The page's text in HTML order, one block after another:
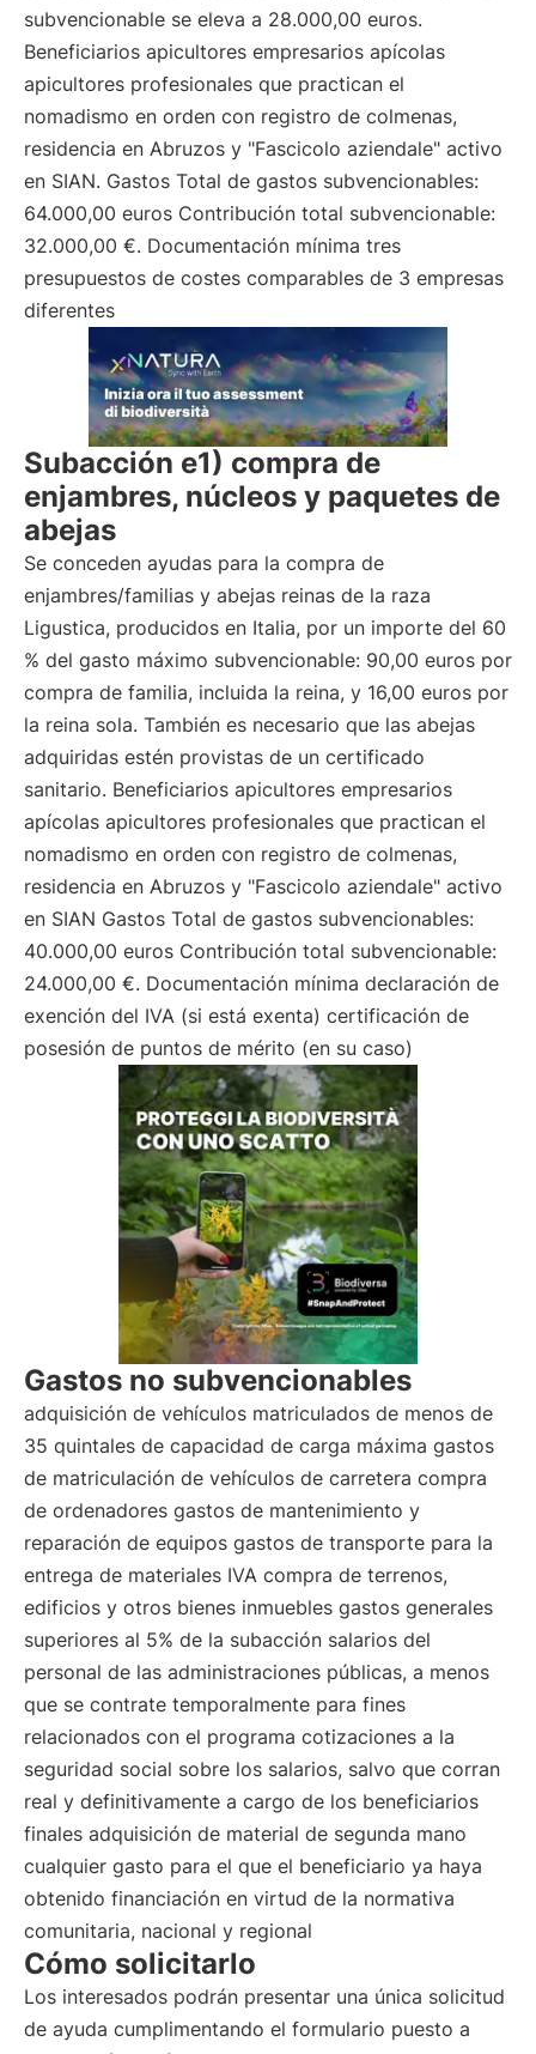
subvencionable se eleva a 28.000,00 euros.
Beneficiarios apicultores empresarios apícolas
apicultores profesionales que practican el
nomadismo en orden con registro de colmenas,
residencia en Abruzos y "Fascicolo aziendale" activo
en SIAN. Gastos Total de gastos subvencionables:
64.000,00 euros Contribución total subvencionable:
32.000,00 €. Documentación mínima tres
presupuestos de costes comparables de 3 empresas
diferentes
Subacción e1) compra de
enjambres, núcleos y paquetes de
abejas
Se conceden ayudas para la compra de
enjambres/familias y abejas reinas de la raza
Ligustica, producidos en Italia, por un importe del 60
% del gasto máximo subvencionable: 90,00 euros por
compra de familia, incluida la reina, y 16,00 euros por
la reina sola. También es necesario que las abejas
adquiridas estén provistas de un certificado
sanitario. Beneficiarios apicultores empresarios
apícolas apicultores profesionales que practican el
nomadismo en orden con registro de colmenas,
residencia en Abruzos y "Fascicolo aziendale" activo
en SIAN Gastos Total de gastos subvencionables:
40.000,00 euros Contribución total subvencionable:
24.000,00 €. Documentación mínima declaración de
exención del IVA (si está exenta) certificación de
posesión de puntos de mérito (en su caso)
Gastos no subvencionables
adquisición de vehículos matriculados de menos de
35 quintales de capacidad de carga máxima gastos
de matriculación de vehículos de carretera compra
de ordenadores gastos de mantenimiento y
reparación de equipos gastos de transporte para la
entrega de materiales IVA compra de terrenos,
edificios y otros bienes inmuebles gastos generales
superiores al 5% de la subacción salarios del
personal de las administraciones públicas, a menos
que se contrate temporalmente para fines
relacionados con el programa cotizaciones a la
seguridad social sobre los salarios, salvo que corran
real y definitivamente a cargo de los beneficiarios
finales adquisición de material de segunda mano
cualquier gasto para el que el beneficiario ya haya
obtenido financiación en virtud de la normativa
comunitaria, nacional y regional
Cómo solicitarlo
Los interesados podrán presentar una única solicitud
de ayuda cumplimentando el formulario puesto a